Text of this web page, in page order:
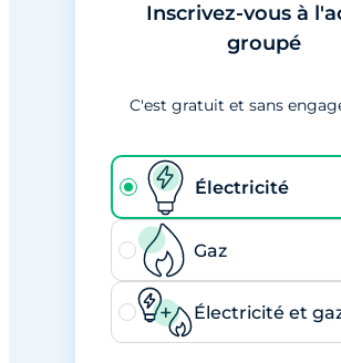
Inscrivez-vous à
groupé
C'est gratuit et sans
Électricité
Gaz
Électricité et